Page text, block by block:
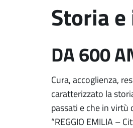
Storia
DA 600
Cura, accoglienza,
caratterizzato la
passati e che in
“REGGIO EMILIA –